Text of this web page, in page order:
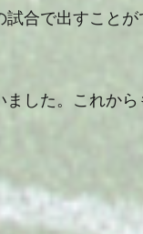
合で出すこと
した。これから